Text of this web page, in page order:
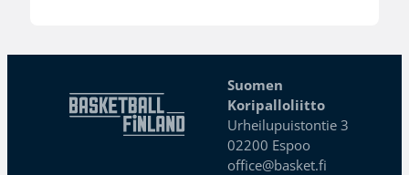
Suomen
Koripalloliitto
Urheilupuistontie 3
02200 Espoo
office@basket.fi